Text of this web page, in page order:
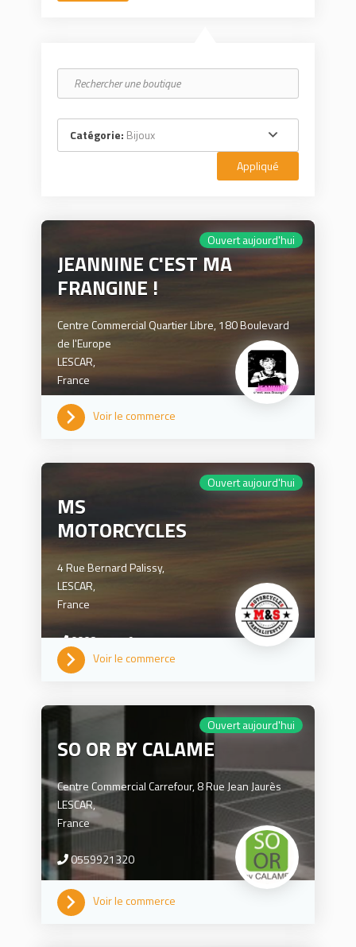
Catégorie: Bijoux
Appliqué
Ouvert aujourd'hui
JEANNINE C'EST MA
FRANGINE !
Centre Commercial Quartier Libre, 180 Boulevard
de l'Europe
LESCAR,
France
0676674217
Voir le commerce
Ouvert aujourd'hui
MS
MOTORCYCLES
4 Rue Bernard Palissy,
LESCAR,
France
0668457549
Voir le commerce
Ouvert aujourd'hui
SO OR BY CALAME
Centre Commercial Carrefour, 8 Rue Jean Jaurès
LESCAR,
France
0559921320
Voir le commerce